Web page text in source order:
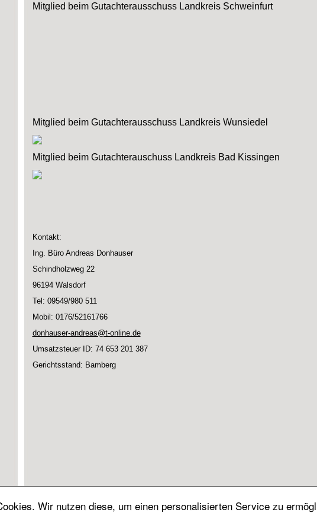
Wir nutzen diese, um einen personalisierten Service zu
Mitglied beim Gutachterausschuss Landkreis Schweinfurt
Mitglied beim Gutachterausschuss Landkreis Wunsiedel
Mitglied beim Gutachterauschuss Landkreis Bad Kissingen
Kontakt:
Ing. Büro Andreas Donhauser
Schindholzweg 22
96194 Walsdorf
Tel: 09549/980 511
Mobil: 0176/52161766
donhauser-andreas@t-online.de
Umsatzsteuer ID: 74 653 201 387
Gerichtsstand: Bamberg